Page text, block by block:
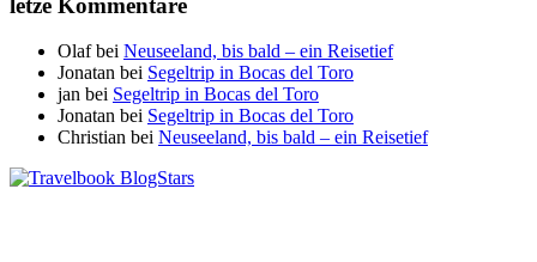
letze Kommentare
Olafbei Neuseeland, bis bald – ein Reisetief
Jonatan bei Segeltrip in Bocas del Toro
jan bei Segeltrip in Bocas del Toro
Jonatan bei Segeltrip in Bocas del Toro
Christian bei Neuseeland, bis bald – ein Reisetief